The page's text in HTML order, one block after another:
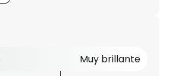
Muy brillante